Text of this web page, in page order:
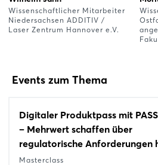
Wissenschaftlicher Mitarbeiter
Niedersachsen ADDITIV /
Laser Zentrum Hannover e.V.
Events zum Thema
Digitaler Produktpass mit
– Mehrwert schaffen über
regulatorische Anforderungen
Masterclass